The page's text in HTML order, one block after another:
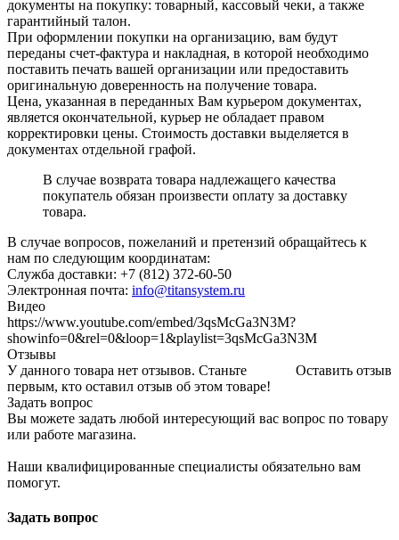
документы на покупку: товарный, кассовый чеки, а также
гарантийный талон.
При оформлении покупки на организацию, вам будут
переданы счет-фактура и накладная, в которой необходимо
поставить печать вашей организации или предоставить
оригинальную доверенность на получение товара.
Цена, указанная в переданных Вам курьером документах,
является окончательной, курьер не обладает правом
корректировки цены. Стоимость доставки выделяется в
документах отдельной графой.
В случае возврата товара надлежащего качества
покупатель обязан произвести оплату за доставку
товара.
В случае вопросов, пожеланий и претензий обращайтесь к
нам по следующим координатам:
Служба доставки: +7 (812) 372-60-50
Электронная почта: info@titansystem.ru
Видео
https://www.youtube.com/embed/3qsMcGa3N3M?
showinfo=0&rel=0&loop=1&playlist=3qsMcGa3N3M
Отзывы
Оставить отзыв
У данного товара нет отзывов. Станьте
первым, кто оставил отзыв об этом товаре!
Задать вопрос
Вы можете задать любой интересующий вас вопрос по товару
или работе магазина.
Наши квалифицированные специалисты обязательно вам
помогут.
Задать вопрос